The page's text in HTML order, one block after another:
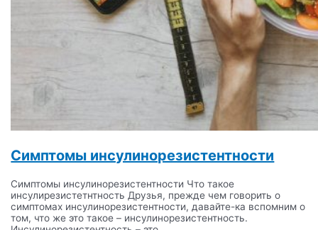
Симптомы инсулинорезистентности
Симптомы инсулинорезистентности Что такое
инсулирезистетнтность Друзья, прежде чем говорить о
симптомах инсулинорезистентности, давайте-ка вспомним о
том, что же это такое – инсулинорезистентность.